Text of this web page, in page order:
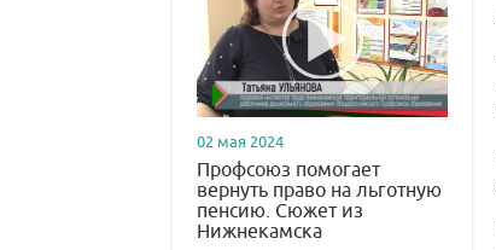
02 мая 2024
Профсоюз помогает
вернуть право на льготную
пенсию. Сюжет из
Нижнекамска